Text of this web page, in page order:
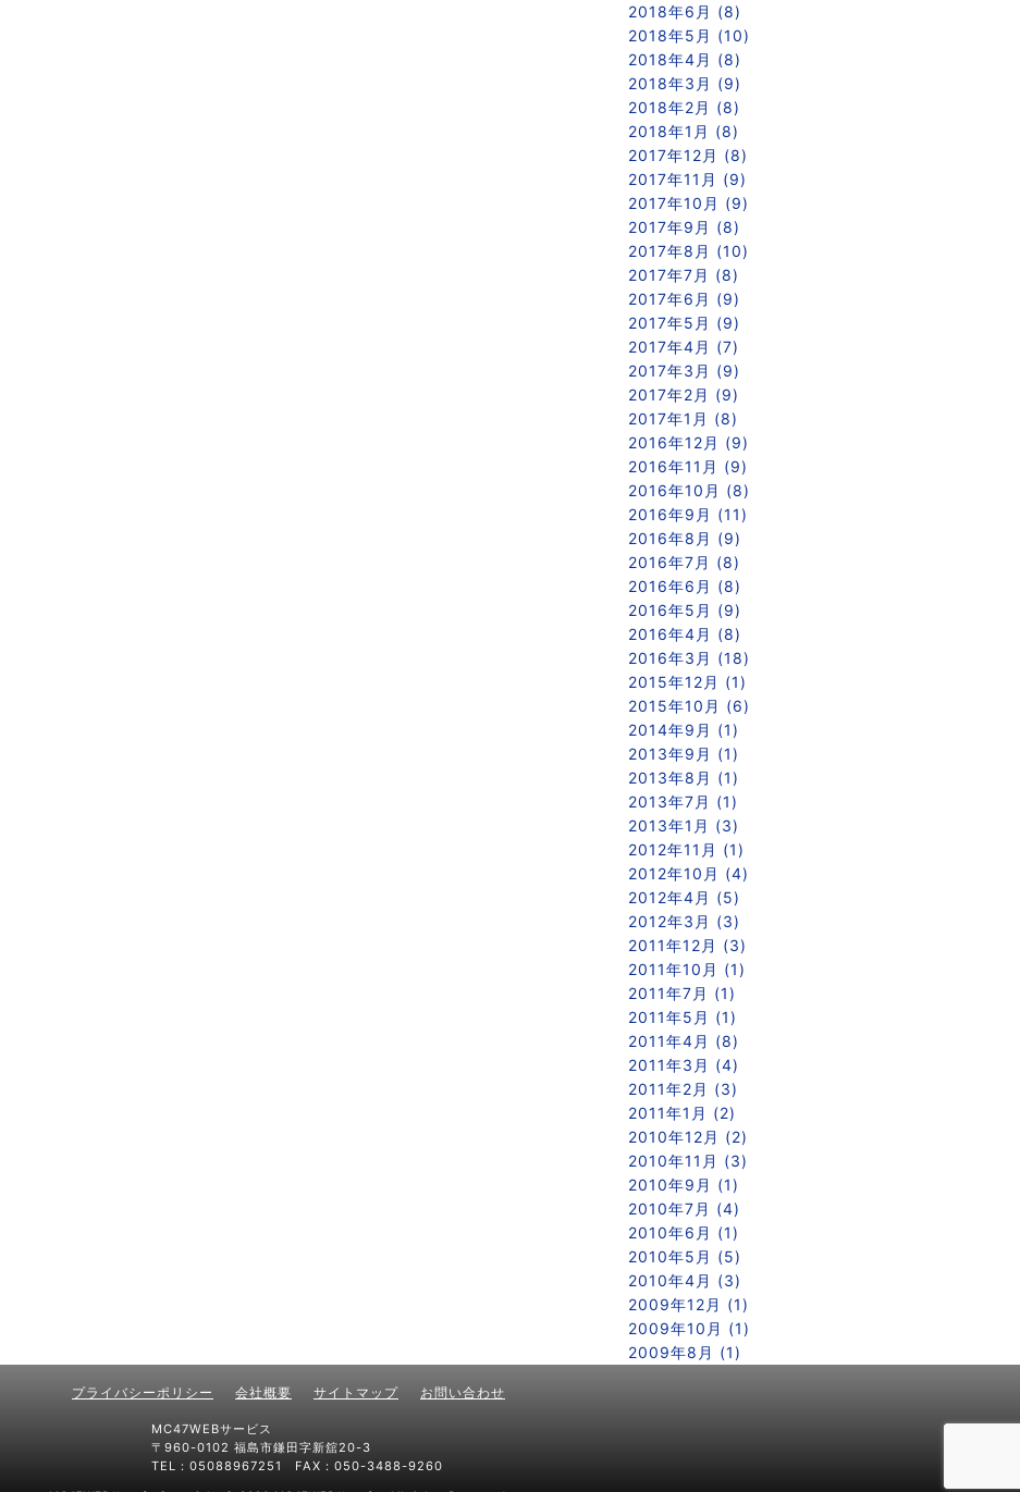
2018年6月 (8)
2018年5月 (10)
2018年4月 (8)
2018年3月 (9)
2018年2月 (8)
2018年1月 (8)
2017年12月 (8)
2017年11月 (9)
2017年10月 (9)
2017年9月 (8)
2017年8月 (10)
2017年7月 (8)
2017年6月 (9)
2017年5月 (9)
2017年4月 (7)
2017年3月 (9)
2017年2月 (9)
2017年1月 (8)
2016年12月 (9)
2016年11月 (9)
2016年10月 (8)
2016年9月 (11)
2016年8月 (9)
2016年7月 (8)
2016年6月 (8)
2016年5月 (9)
2016年4月 (8)
2016年3月 (18)
2015年12月 (1)
2015年10月 (6)
2014年9月 (1)
2013年9月 (1)
2013年8月 (1)
2013年7月 (1)
2013年1月 (3)
2012年11月 (1)
2012年10月 (4)
2012年4月 (5)
2012年3月 (3)
2011年12月 (3)
2011年10月 (1)
2011年7月 (1)
2011年5月 (1)
2011年4月 (8)
2011年3月 (4)
2011年2月 (3)
2011年1月 (2)
2010年12月 (2)
2010年11月 (3)
2010年9月 (1)
2010年7月 (4)
2010年6月 (1)
2010年5月 (5)
2010年4月 (3)
2009年12月 (1)
2009年10月 (1)
2009年8月 (1)
プライバシーポリシー 会社概要 サイトマップ お問い合わせ
MC47WEBサービス
〒960-0102 福島市鎌田字新舘20-3
TEL：05088967251 FAX：050-3488-9260